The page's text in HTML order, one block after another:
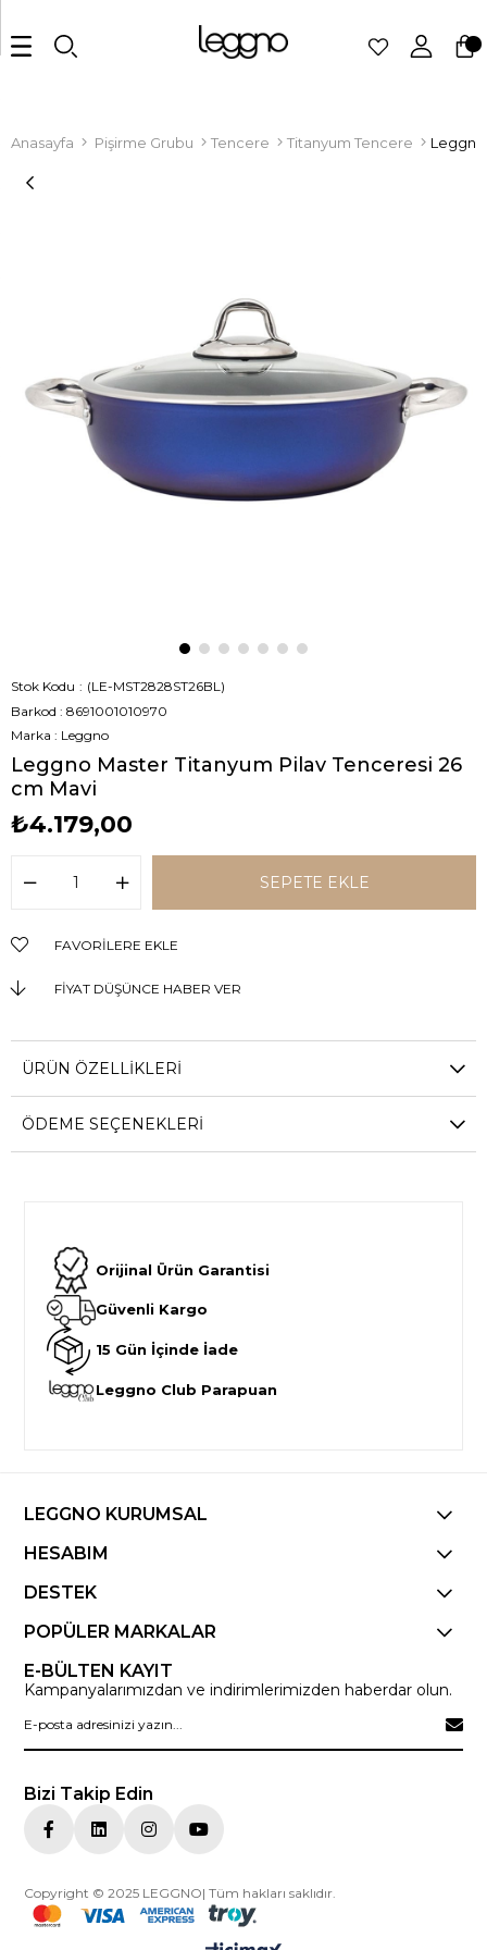
Anasayfa Pişirme Grubu Tencere Titanyum Tencere Leggno
Stok Kodu
(LE-MST2828ST26BL)
Barkod : 8691001010970
Marka : Leggno
Leggno Master Titanyum Pilav Tenceresi 26
cm Mavi
₺4.179,00
FAVORILERE EKLE
FIYAT DÜŞÜNCE HABER VER
ÜRÜN ÖZELLIKLERI
ÖDEME SEÇENEKLERI
Orijinal Ürün Garantisi
Güvenli Kargo
15 Gün İçinde İade
Leggno Club Parapuan
LEGGNO KURUMSAL
HESABIM
DESTEK
POPÜLER MARKALAR
E-BÜLTEN KAYIT
Kampanyalarımızdan ve indirimlerimizden haberdar olun.
Bizi Takip Edin
Copyright © 2025 LEGGNO| Tüm hakları saklıdır.